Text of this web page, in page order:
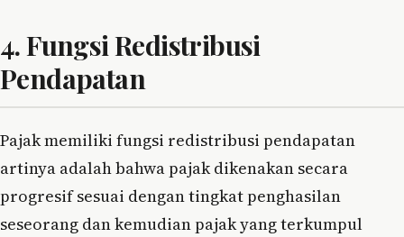
4. Fungsi Redistribusi
Pendapatan
Pajak memiliki fungsi redistribusi pendapatan
artinya adalah bahwa pajak dikenakan secara
progresif sesuai dengan tingkat penghasilan
seseorang dan kemudian pajak yang terkumpul